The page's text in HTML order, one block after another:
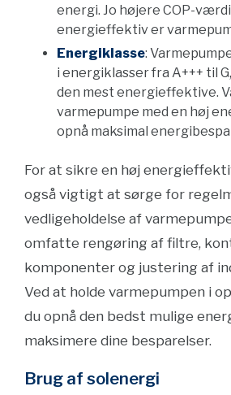
energi. Jo højere COP-
energieffektiv er
Energiklasse:
i energiklasser fra A+++ til
den mest energieffektive.
varmepumpe med en høj
opnå maksimal
For at sikre en høj
også vigtigt at sørge for
vedligeholdelse af
omfatte rengøring af filtre,
komponenter og justering af
Ved at holde varmepumpen i
du opnå den bedst mulige
maksimere dine besparelser.
Brug af solenergi